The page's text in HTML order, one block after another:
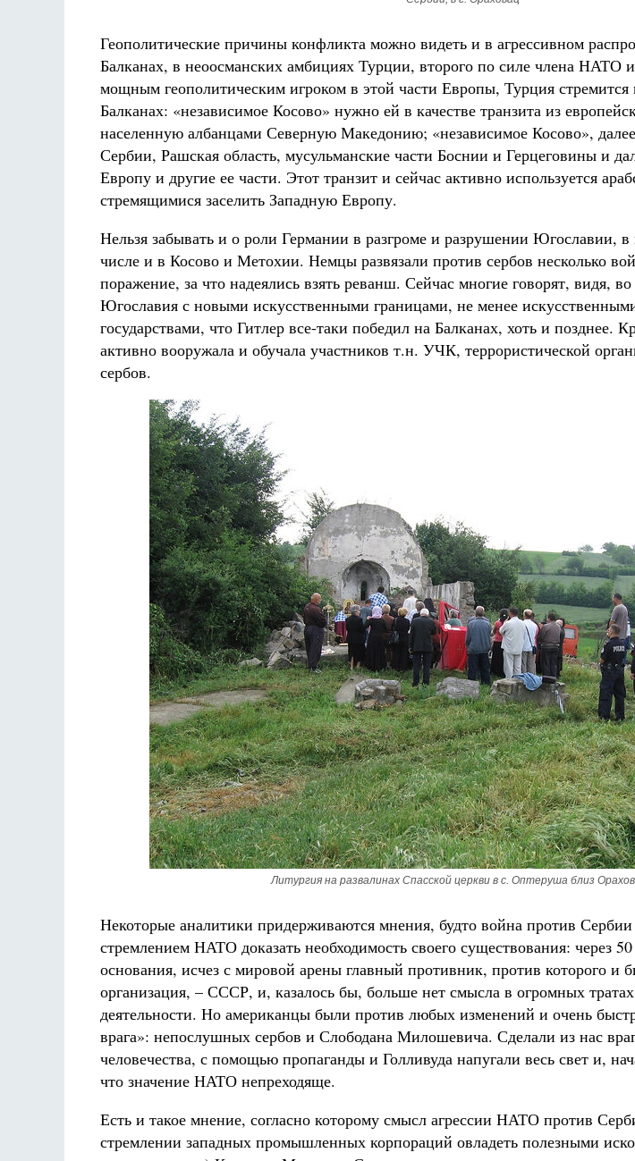
Геополитические причины конфликта можно видеть и в агрессивном
Балканах, в неоосманских амбициях Турции, второго по силе члена
мощным геополитическим игроком в этой части Европы, Турция стремится
Балканах: «независимое Косово» нужно ей в качестве транзита из
населенную албанцами Северную Македонию; «независимое Косово»,
Сербии, Рашская область, мусульманские части Боснии и Герцеговины и
Европу и другие ее части. Этот транзит и сейчас активно используется
стремящимися заселить Западную Европу.
Нельзя забывать и о роли Германии в разгроме и разрушении Югославии,
числе и в Косово и Метохии. Немцы развязали против сербов несколько
поражение, за что надеялись взять реванш. Сейчас многие говорят, видя,
Югославия с новыми искусственными границами, не менее
государствами, что Гитлер все-таки победил на Балканах, хоть и позднее.
активно вооружала и обучала участников т.н. УЧК, террористической
сербов.
Литургия на развалинах Спасской церкви в с. Оптеруша близ
Некоторые аналитики придерживаются мнения, будто война против
стремлением НАТО доказать необходимость своего существования: через
основания, исчез с мировой арены главный противник, против которого и
организация, – СССР, и, казалось бы, больше нет смысла в огромных
деятельности. Но американцы были против любых изменений и очень
врага»: непослушных сербов и Слободана Милошевича. Сделали из нас
человечества, с помощью пропаганды и Голливуда напугали весь свет и,
что значение НАТО непреходяще.
Есть и такое мнение, согласно которому смысл агрессии НАТО против
стремлении западных промышленных корпораций овладеть полезными